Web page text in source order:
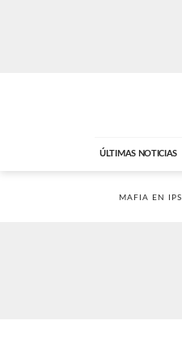
ÚLTIMAS NOTICIAS
MAFIA EN IPS